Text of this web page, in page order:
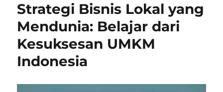
Strategi Bisnis Lokal yang
Mendunia: Belajar dari
Kesuksesan UMKM
Indonesia